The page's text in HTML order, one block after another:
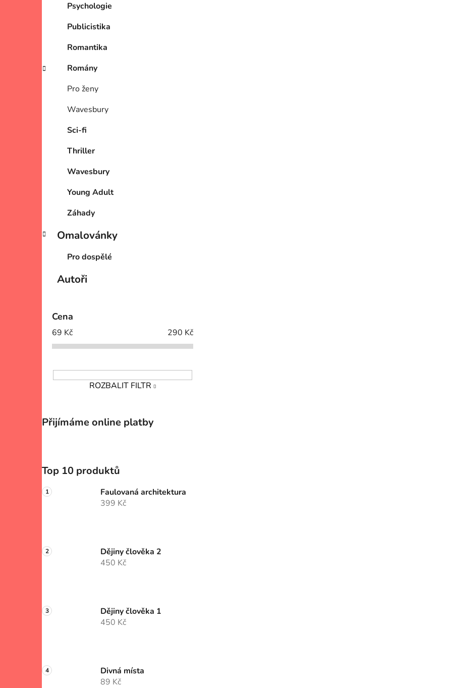
Psychologie
Publicistika
Romantika
Romány
Pro ženy
Wavesbury
Sci-fi
Thriller
Wavesbury
Young Adult
Záhady
Omalovánky
Pro dospělé
Autoři
Cena
69 Kč 290 Kč
ROZBALIT FILTR
Přijímáme online platby
Top 10 produktů
Faulovaná architektura
399 Kč
Dějiny člověka 2
450 Kč
Dějiny člověka 1
450 Kč
Divná místa
89 Kč